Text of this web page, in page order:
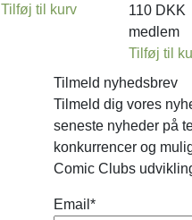
Tilføj til kurv
110 DKK
medlem
Tilføj til
Tilmeld nyhedsbrev
Tilmeld dig vores
seneste nyheder på
konkurrencer og
Comic Clubs
Email*